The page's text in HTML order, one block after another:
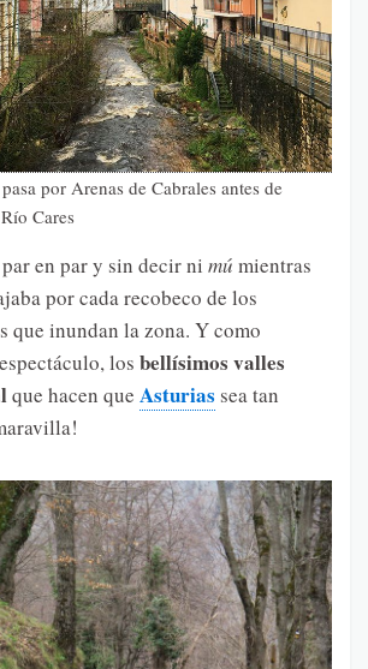
por Arenas de Cabrales antes de
Cares
en par y sin decir ni mú mientras
por cada recobeco de los
que inundan la zona. Y como
los bellísimos valles
que hacen que Asturias sea tan